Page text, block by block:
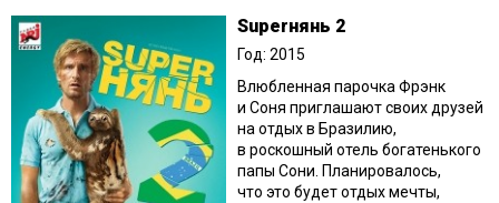
Superнянь 2
Год: 2015
Влюбленная парочка Фрэнк
и Соня приглашают своих друзей
на отдых в Бразилию,
в роскошный отель богатенького
папы Сони. Планировалось,
что это будет отдых мечты,